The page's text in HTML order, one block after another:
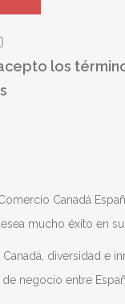
los
Canadá
mucho éxito en su
Canadá, diversidad e
negocio entre